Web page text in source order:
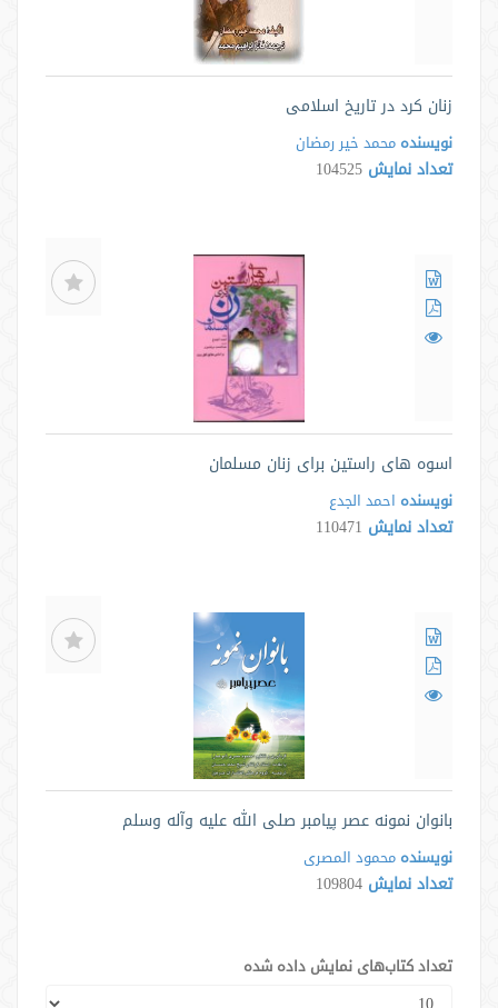
زنان کرد در تاریخ اسلامی
نویسنده محمد خیر رمضان
تعداد نمایش 104525
اسوه های راستین برای زنان مسلمان
نویسنده احمد الجدع
تعداد نمایش 110471
بانوان نمونه عصر پیامبر صلی الله علیه وآله وسلم
نویسنده محمود المصری
تعداد نمایش 109804
تعداد کتاب‌های نمایش داده شده